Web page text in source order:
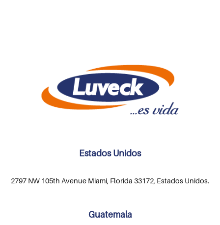
Estados Unidos
2797 NW 105th Avenue Miami, Florida 33172, Estados Unidos.
Guatemala